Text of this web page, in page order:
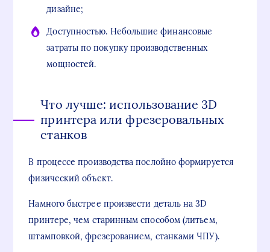
дизайне;
Доступностью. Небольшие финансовые
затраты по покупку производственных
мощностей.
Что лучше: использование 3D
принтера или фрезеровальных
станков
В процессе производства послойно формируется
физический объект.
Намного быстрее произвести деталь на 3D
принтере, чем старинным способом (литьем,
штамповкой, фрезерованием, станками ЧПУ).